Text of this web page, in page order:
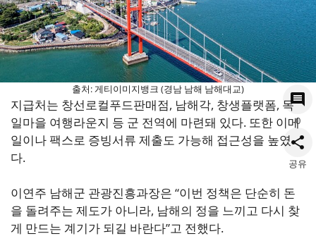
출처: 게티이미지뱅크 (경남 남해 남해대교)
지급처는 창선로컬푸드판매점, 남해각, 창생플랫폼, 독
일마을 여행라운지 등 군 전역에 마련돼 있다. 또한 이메
일이나 팩스로 증빙서류 제출도 가능해 접근성을 높였
다.
이연주 남해군 관광진흥과장은 “이번 정책은 단순히 돈
을 돌려주는 제도가 아니라, 남해의 정을 느끼고 다시 찾
게 만드는 계기가 되길 바란다”고 전했다.
0
공유